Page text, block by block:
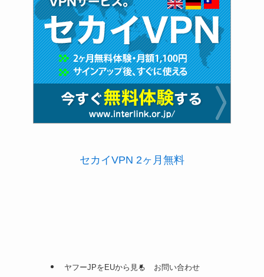
セカイVPN 2ヶ月無料
ヤフーJPをEUから見る お問い合わせ